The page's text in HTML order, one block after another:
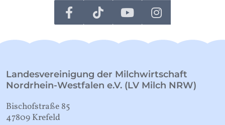
Landesvereinigung der Milchwirtschaft
Nordrhein-Westfalen e.V. (LV Milch NRW)
Bischofstraße 85
47809 Krefeld